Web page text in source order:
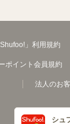
Shufoo!」利用規約
ポイント会員規約
法人のお
シュ